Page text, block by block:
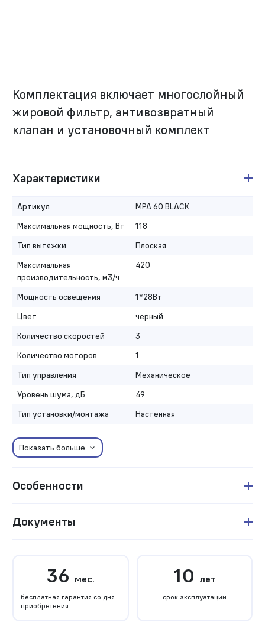
Комплектация включает многослойный
жировой фильтр, антивозвратный
клапан и установочный комплект
Характеристики
Артикул
MPA 60 BLACK
Максимальная мощность, Вт
118
Тип вытяжки
Плоская
Максимальная
производительность, м3/ч
420
Мощность освещения
1*28Вт
Цвет
черный
Количество скоростей
3
Количество моторов
1
Тип управления
Механическое
Уровень шума, дБ
49
Тип установки/монтажа
Настенная
Показать больше
Особенности
Документы
36 мес.
бесплатная гарантия со дня
приобретения
10 лет
срок эксплуатации